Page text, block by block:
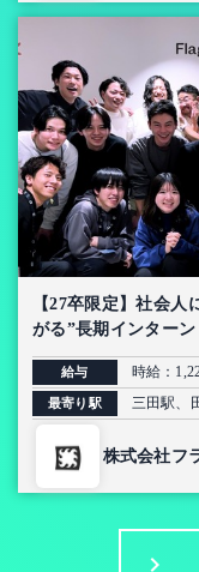
【27卒限定】社会
がる”長期インターン
給与 時給：
最寄り駅 三田駅、
株式会社フ